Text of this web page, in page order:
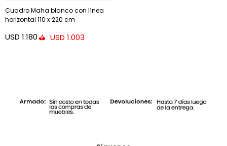
Cuadro Maha blanco con línea
horizontal 110 x 220 cm
USD 1.180 USD 1.003